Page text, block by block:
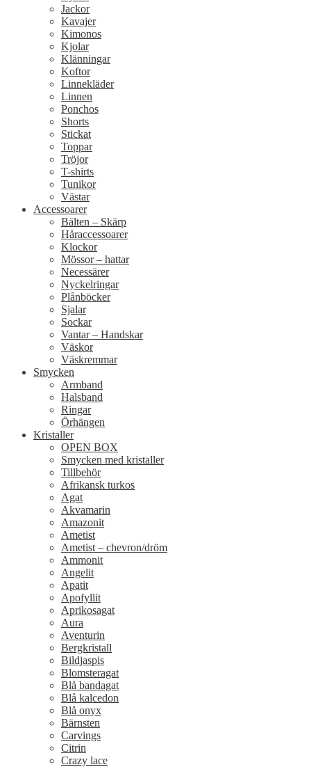
Jackor
Kavajer
Kimonos
Kjolar
Klänningar
Koftor
Linnekläder
Linnen
Ponchos
Shorts
Stickat
Toppar
Tröjor
T-shirts
Tunikor
Västar
Accessoarer
Bälten – Skärp
Håraccessoarer
Klockor
Mössor – hattar
Necessärer
Nyckelringar
Plånböcker
Sjalar
Sockar
Vantar – Handskar
Väskor
Väskremmar
Smycken
Armband
Halsband
Ringar
Örhängen
Kristaller
OPEN BOX
Smycken med kristaller
Tillbehör
Afrikansk turkos
Agat
Akvamarin
Amazonit
Ametist
Ametist – chevron/dröm
Ammonit
Angelit
Apatit
Apofyllit
Aprikosagat
Aura
Aventurin
Bergkristall
Bildjaspis
Blomsteragat
Blå bandagat
Blå kalcedon
Blå onyx
Bärnsten
Carvings
Citrin
Crazy lace